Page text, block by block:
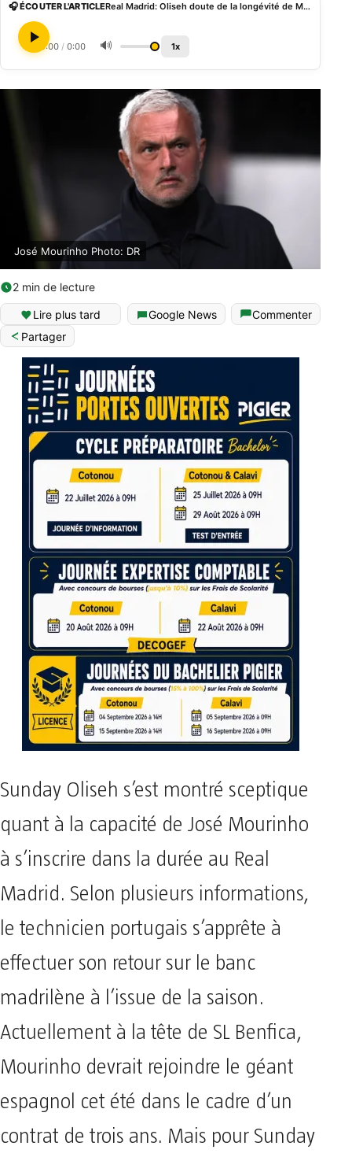
🎧 ÉCOUTER L'ARTICLE Real Madrid: Oliseh doute de la longévité de Mourinho
0:00 / 0:00 🔊 1x
José Mourinho Photo: DR
2 min de lecture
Lire plus tard Google News
Commenter
Partager
Sunday Oliseh s’est montré sceptique
quant à la capacité de José Mourinho
à s’inscrire dans la durée au Real
Madrid. Selon plusieurs informations,
le technicien portugais s’apprête à
effectuer son retour sur le banc
madrilène à l’issue de la saison.
Actuellement à la tête de SL Benfica,
Mourinho devrait rejoindre le géant
espagnol cet été dans le cadre d’un
contrat de trois ans. Mais pour Sunday